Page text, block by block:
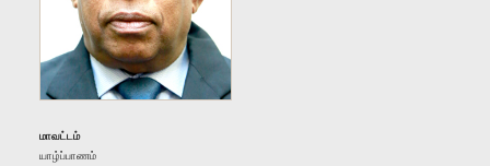
மாவட்டம்
யாழ்ப்பாணம்